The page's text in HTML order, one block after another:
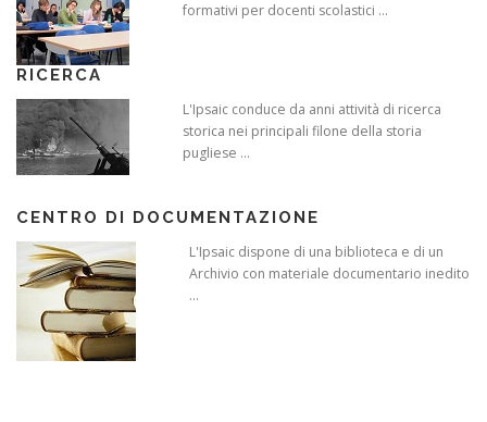
formativi per docenti scolastici ...
RICERCA
L'Ipsaic conduce da anni attività di ricerca
storica nei principali filone della storia
pugliese ...
CENTRO DI DOCUMENTAZIONE
L'Ipsaic dispone di una biblioteca e di un
Archivio con materiale documentario inedito
...